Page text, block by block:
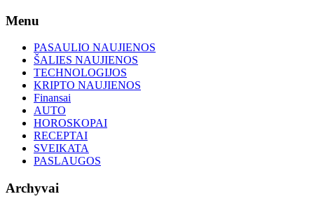
Skip
content
Menu
PASAULIO NAUJIENOS
ŠALIES NAUJIENOS
TECHNOLOGIJOS
KRIPTO NAUJIENOS
Finansai
AUTO
HOROSKOPAI
RECEPTAI
SVEIKATA
PASLAUGOS
Archyvai